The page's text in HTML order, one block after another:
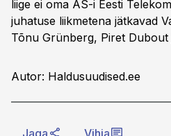
liige ei oma AS-i Eesti
juhatuse liikmetena jätkavad
Tõnu Grünberg, Piret
Autor: Haldusuudised.ee
Jaga Vihja